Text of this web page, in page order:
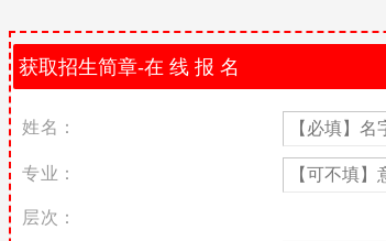
一、学校实行封闭式管理，全校配有电子摄像安
富多彩。
二、学校形成了5个特色鲜明的专业部，涵盖了12
化实训基地。目前学校学历教育在校生近4000人，各
实训教学装备
三、现代制造技术实训基地：实训设备价值500万
四、汽车工程实训基地：实训设备价值300万元;建
姓名：
专业：
层次：